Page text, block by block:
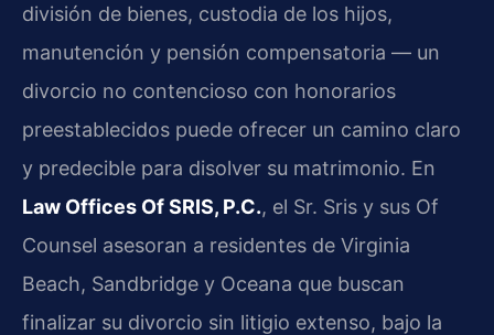
división de bienes, custodia de los hijos,
manutención y pensión compensatoria — un
divorcio no contencioso con honorarios
preestablecidos puede ofrecer un camino claro
y predecible para disolver su matrimonio. En
Law Offices Of SRIS, P.C., el Sr. Sris y sus Of
Counsel asesoran a residentes de Virginia
Beach, Sandbridge y Oceana que buscan
finalizar su divorcio sin litigio extenso, bajo la